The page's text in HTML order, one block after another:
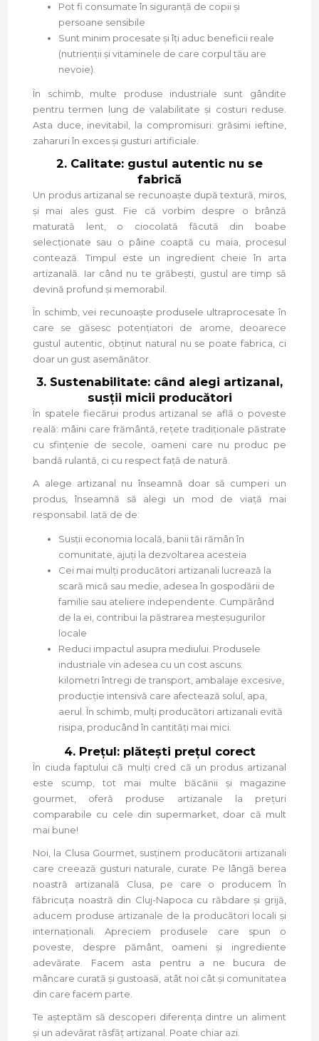
Pot fi consumate în siguranță de copii și
persoane sensibile
Sunt minim procesate și îți aduc beneficii reale
(nutrienții și vitaminele de care corpul tău are
nevoie).
În schimb, multe produse industriale sunt gândite
pentru termen lung de valabilitate și costuri reduse.
Asta duce, inevitabil, la compromisuri: grăsimi ieftine,
zaharuri în exces și gusturi artificiale.
2. Calitate: gustul autentic nu se
fabrică
Un produs artizanal se recunoaște după textură, miros,
și mai ales gust. Fie că vorbim despre o brânză
maturată lent, o ciocolată făcută din boabe
selecționate sau o pâine coaptă cu maia, procesul
contează. Timpul este un ingredient cheie în arta
artizanală. Iar când nu te grăbești, gustul are timp să
devină profund și memorabil.
În schimb, vei recunoaște produsele ultraprocesate în
care se găsesc potențiatori de arome, deoarece
gustul autentic, obținut natural nu se poate fabrica, ci
doar un gust asemănător.
3. Sustenabilitate: când alegi artizanal,
susții micii producători
În spatele fiecărui produs artizanal se află o poveste
reală: mâini care frământă, rețete tradiționale păstrate
cu sfințenie de secole, oameni care nu produc pe
bandă rulantă, ci cu respect față de natură.
A alege artizanal nu înseamnă doar să cumperi un
produs, înseamnă să alegi un mod de viață mai
responsabil. Iată de de:
Susții economia locală, banii tăi rămân în
comunitate, ajuți la dezvoltarea acesteia
Cei mai mulți producători artizanali lucrează la
scară mică sau medie, adesea în gospodării de
familie sau ateliere independente. Cumpărând
de la ei, contribui la păstrarea meșteșugurilor
locale
Reduci impactul asupra mediului. Produsele
industriale vin adesea cu un cost ascuns:
kilometri întregi de transport, ambalaje excesive,
producție intensivă care afectează solul, apa,
aerul. În schimb, mulți producători artizanali evită
risipa, producând în cantități mai mici.
4. Prețul: plătești prețul corect
În ciuda faptului că mulți cred că un produs artizanal
este scump, tot mai multe băcănii și magazine
gourmet, oferă produse artizanale la prețuri
comparabile cu cele din supermarket, doar că mult
mai bune!
Noi, la Clusa Gourmet, susținem producătorii artizanali
care creează gusturi naturale, curate. Pe lângă berea
noastră artizanală Clusa, pe care o producem în
făbricuța noastră din Cluj-Napoca cu răbdare și grijă,
aducem produse artizanale de la producători locali și
internaționali. Apreciem produsele care spun o
poveste, despre pământ, oameni și ingrediente
adevărate. Facem asta pentru a ne bucura de
mâncare curată și gustoasă, atât noi cât și comunitatea
din care facem parte.
Te așteptăm să descoperi diferența dintre un aliment
și un adevărat răsfăț artizanal. Poate chiar azi.